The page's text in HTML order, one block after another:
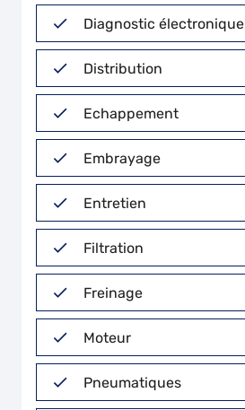
Diagnostic électronique
Distribution
Echappement
Embrayage
Entretien
Filtration
Freinage
Moteur
Pneumatiques